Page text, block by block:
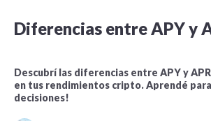
Diferencias entre APY y
Descubrí las diferencias entre APY y
en tus rendimientos cripto. Aprendé
decisiones!